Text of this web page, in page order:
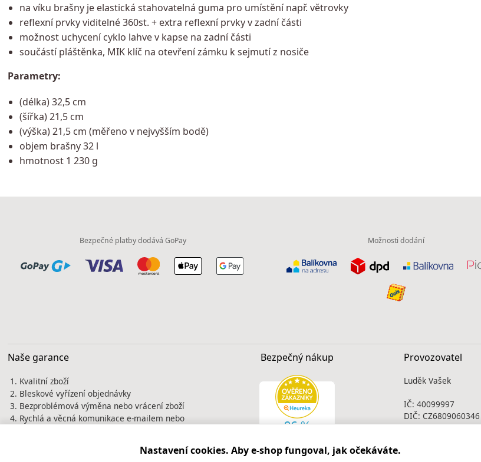
na víku brašny je elastická stahovatelná guma pro umístění např. větrovky
reflexní prvky viditelné 360st. + extra reflexní prvky v zadní části
možnost uchycení cyklo lahve v kapse na zadní části
součástí pláštěnka, MIK klíč na otevření zámku k sejmutí z nosiče
Parametry:
(délka) 32,5 cm
(šířka) 21,5 cm
(výška) 21,5 cm (měřeno v nejvyšším bodě)
objem brašny 32 l
hmotnost 1 230 g
Bezpečné platby dodává GoPay Možnosti dodání
Naše garance
Kvalitní zboží
Bleskové vyřízení objednávky
Bezproblémová výměna nebo vrácení zboží
Rychlá a věcná komunikace e-mailem nebo
nejlepší vizitkou. Prověřte si nás před
Bezpečný nákup Provozovatel
Luděk Vašek
IČ: 40099997
DIČ: CZ6809060346
Nastavení cookies. Aby e-shop fungoval, jak očekáváte.